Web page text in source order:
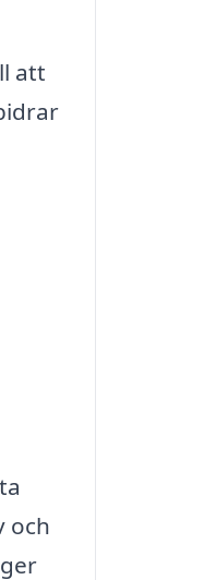
att
och